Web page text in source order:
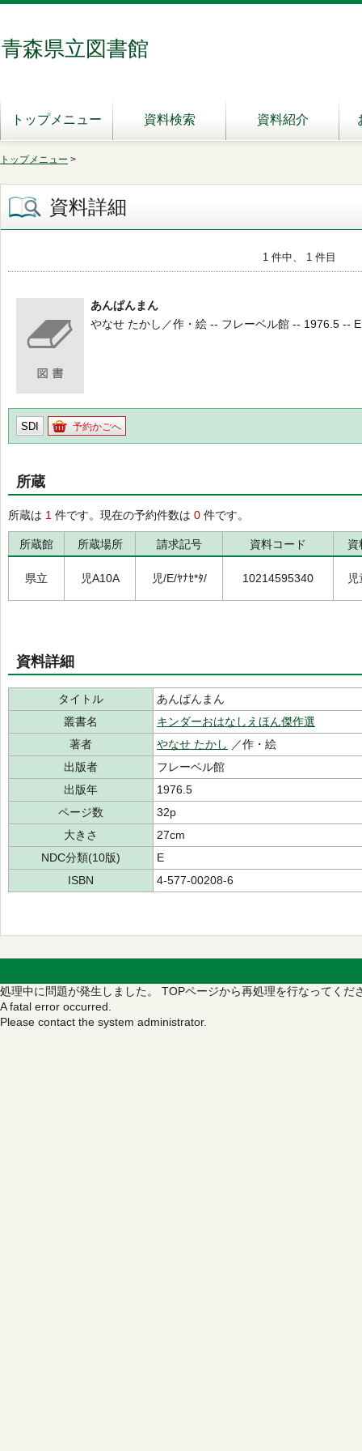
青森県立図書館
トップメニュー 資料検索 資料紹介
トップメニュー >
資料詳細
1 件中、 1 件目
あんぱんまん
やなせ たかし／作・絵 -- フレーベル館 -- 1976.5 -- E
SDI 予約かごへ
所蔵
所蔵は 1 件です。現在の予約件数は 0 件です。
所蔵館 所蔵場所 請求記号 資料コード 資
県立 児A10A 児/E/ﾔﾅｾ*ﾀ/ 10214595340
資料詳細
タイトル
あんぱんまん
叢書名
キンダーおはなしえほん傑作選
著者
やなせ たかし ／作・絵
出版者
フレーベル館
出版年
1976.5
ページ数
32p
大きさ
27cm
NDC分類(10版)
E
ISBN
4-577-00208-6
処理中に問題が発生しました。 TOPページから再処理を行なってくだ
A fatal error occurred.
Please contact the system administrator.